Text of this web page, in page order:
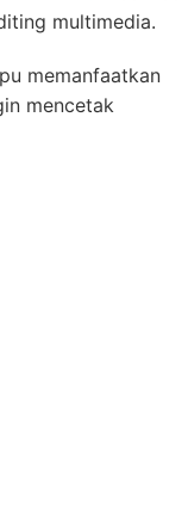
multimedia.
memanfaatkan
mencetak